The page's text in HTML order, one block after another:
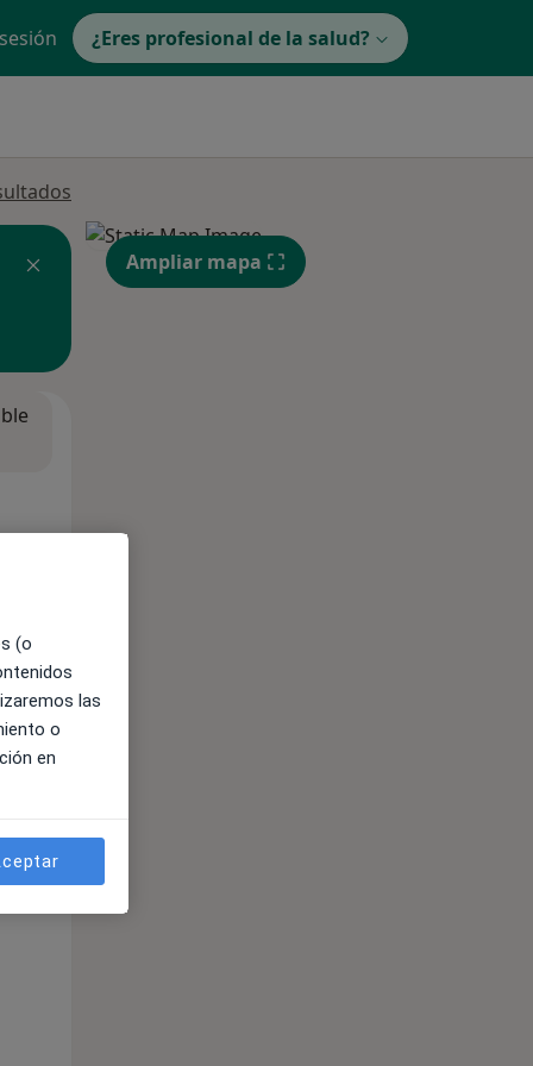
¿Eres profesional de la salud?
Ampliar mapa
(o
las
o
en